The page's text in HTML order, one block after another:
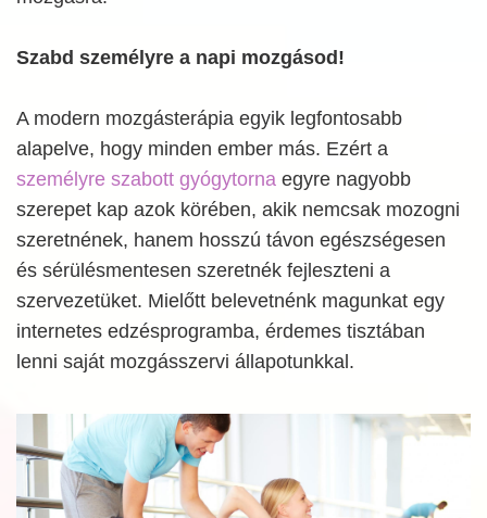
Szabd személyre a napi mozgásod!
A modern mozgásterápia egyik legfontosabb
alapelve, hogy minden ember más. Ezért a
személyre szabott gyógytorna egyre nagyobb
szerepet kap azok körében, akik nemcsak mozogni
szeretnének, hanem hosszú távon egészségesen
és sérülésmentesen szeretnék fejleszteni a
szervezetüket. Mielőtt belevetnénk magunkat egy
internetes edzésprogramba, érdemes tisztában
lenni saját mozgásszervi állapotunkkal.